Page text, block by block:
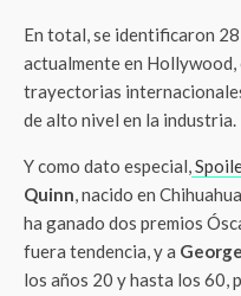
En total, se identificaron
actualmente en
trayectorias
de alto nivel en la industria.
Y como dato especial,
Quinn, nacido en
ha ganado dos premios
fuera tendencia, y a
los años 20 y hasta los 60,